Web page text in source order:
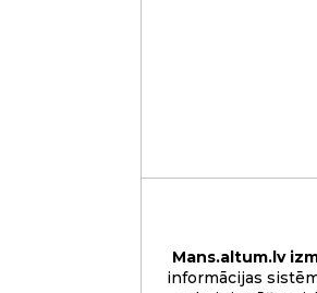
Mans.altum.lv
informācijas